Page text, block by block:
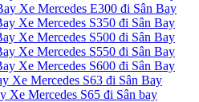
Xe Mercedes E300 đi Sân Bay
Xe Mercedes S350 đi Sân Bay
Xe Mercedes S500 đi Sân Bay
Xe Mercedes S550 đi Sân Bay
Xe Mercedes S600 đi Sân Bay
Xe Mercedes S63 đi Sân Bay
Xe Mercedes S65 đi Sân bay